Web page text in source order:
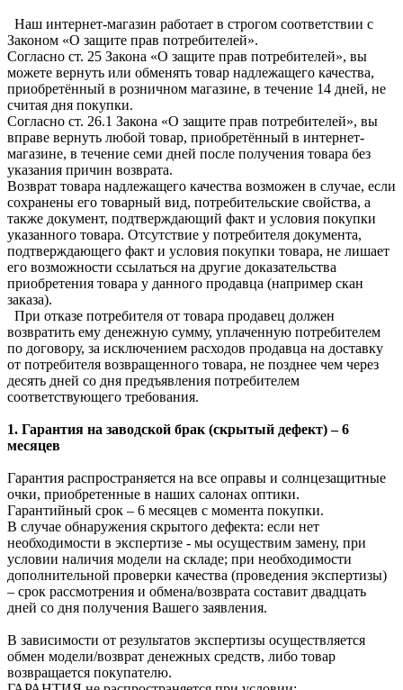
Наш интернет-магазин работает в строгом соответствии с
Законом «О защите прав потребителей».
Согласно ст. 25 Закона «О защите прав потребителей», вы
можете вернуть или обменять товар надлежащего качества,
приобретённый в розничном магазине, в течение 14 дней, не
считая дня покупки.
Согласно ст. 26.1 Закона «О защите прав потребителей», вы
вправе вернуть любой товар, приобретённый в интернет-
магазине, в течение семи дней после получения товара без
указания причин возврата.
Возврат товара надлежащего качества возможен в случае, если
сохранены его товарный вид, потребительские свойства, а
также документ, подтверждающий факт и условия покупки
указанного товара. Отсутствие у потребителя документа,
подтверждающего факт и условия покупки товара, не лишает
его возможности ссылаться на другие доказательства
приобретения товара у данного продавца (например скан
заказа).
При отказе потребителя от товара продавец должен
возвратить ему денежную сумму, уплаченную потребителем
по договору, за исключением расходов продавца на доставку
от потребителя возвращенного товара, не позднее чем через
десять дней со дня предъявления потребителем
соответствующего требования.
1. Гарантия на заводской брак (скрытый дефект) – 6
месяцев
Гарантия распространяется на все оправы и солнцезащитные
очки, приобретенные в наших салонах оптики.
Гарантийный срок – 6 месяцев с момента покупки.
В случае обнаружения скрытого дефекта: если нет
необходимости в экспертизе - мы осуществим замену, при
условии наличия модели на складе; при необходимости
дополнительной проверки качества (проведения экспертизы)
– срок рассмотрения и обмена/возврата составит двадцать
дней со дня получения Вашего заявления.
В зависимости от результатов экспертизы осуществляется
обмен модели/возврат денежных средств, либо товар
возвращается покупателю.